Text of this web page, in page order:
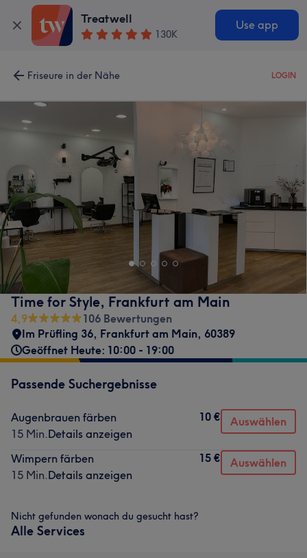
Treatwell
130K
Use app
Friseure in der Nähe LOGIN
Time for Style, Frankfurt am Main
4,9
106 Bewertungen
Im Prüfling 36, Frankfurt am Main, 60389
Geöffnet Heute: 10:00 - 19:00
Passende Suchergebnisse
Augenbrauen färben
15 Min.Details anzeigen
10 € Auswählen
Wimpern färben
15 Min.Details anzeigen
15 € Auswählen
Nicht gefunden wonach du gesucht hast?
Alle Services